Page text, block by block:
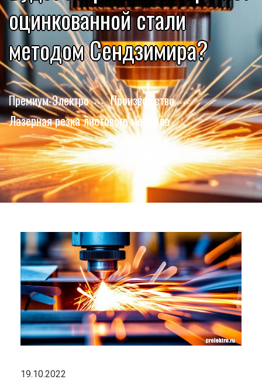
оцинкованной стали
методом Сендзимира?
Премиум-Электро
Производство
Лазерная резка листового металла
19.10.2022